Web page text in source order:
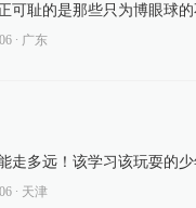
可耻的是那些只为博眼球
∙ 广东
走多远！该学习该玩耍的
∙ 天津